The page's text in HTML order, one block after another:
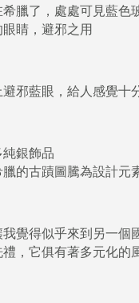
臘了，處處可見藍色
睛，避邪之用
邪藍眼，給人感覺十
銀飾品
的古蹟圖騰為設計元
覺得似乎來到另一個
，它俱有著多元化的